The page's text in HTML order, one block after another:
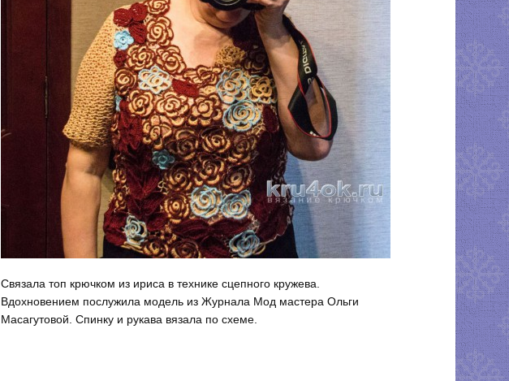
Связала топ крючком из ириса в технике сцепного кружева.
Вдохновением послужила модель из Журнала Мод мастера Ольги
Масагутовой. Спинку и рукава вязала по схеме.